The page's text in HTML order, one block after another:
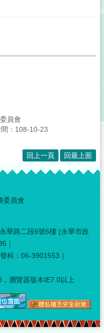
員會
：108-10-23
回上一頁 回最上面
委員會
華路二段6號6樓 (永華市政
｜
科：06-3901553｜
瀏覽器版本IE7.0以上